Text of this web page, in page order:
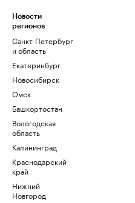
Новости
регионов
Санкт-Петербург
и область
Екатеринбург
Новосибирск
Омск
Башкортостан
Вологодская
область
Калининград
Краснодарский
край
Нижний
Новгород